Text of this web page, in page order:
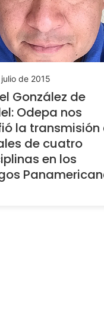
de 2015
González de
Odepa nos
la transmisión
de cuatro
en los